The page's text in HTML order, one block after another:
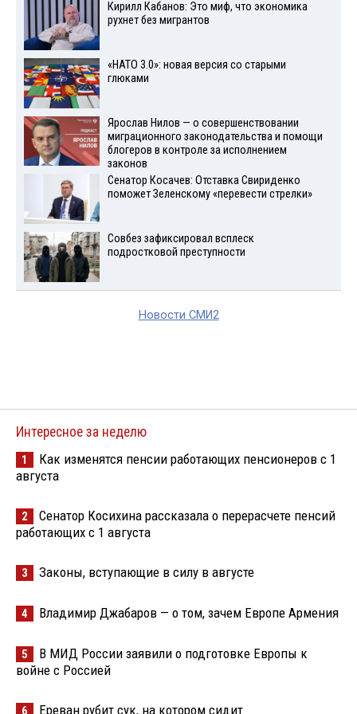
Кирилл Кабанов: Это миф, что экономика
рухнет без мигрантов
«НАТО 3.0»: новая версия со старыми
глюками
Ярослав Нилов — о совершенствовании
миграционного законодательства и помощи
блогеров в контроле за исполнением
законов
Сенатор Косачев: Отставка Свириденко
поможет Зеленскому «перевести стрелки»
Совбез зафиксировал всплеск
подростковой преступности
Новости СМИ2
Интересное за неделю
1
Как изменятся пенсии работающих пенсионеров с 1
августа
2
Сенатор Косихина рассказала о перерасчете пенсий
работающих с 1 августа
3 Законы, вступающие в силу в августе
4 Владимир Джабаров — о том, зачем Европе Армения
5
В МИД России заявили о подготовке Европы к
войне с Россией
6 Ереван рубит сук, на котором сидит